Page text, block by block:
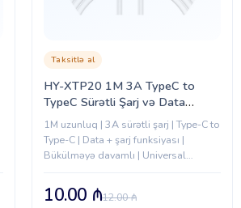
HY-XTP20 1M 3A TypeC to
TypeC Sürətli Şarj və Data
Kabeli (HY-XTP20)
Taksitlə al
1M uzunluq | 3A sürətli şarj | Type-C to
Type-C | Data + şarj funksiyası |
Bükülməyə davamlı | Universal
12.00₼
10.00 ₼